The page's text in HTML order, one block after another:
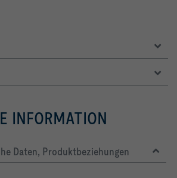
INFORMATION
Daten, Produktbeziehungen